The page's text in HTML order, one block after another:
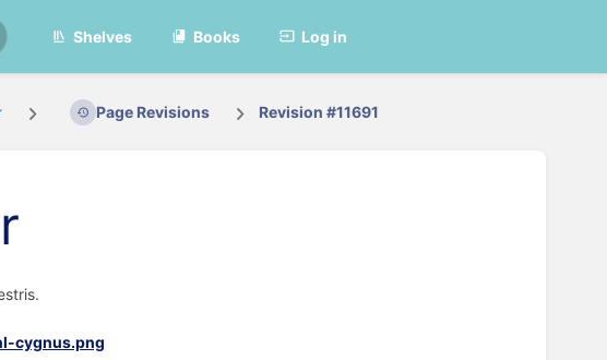
Shelves Books Log in
Page Revisions Revision #11691